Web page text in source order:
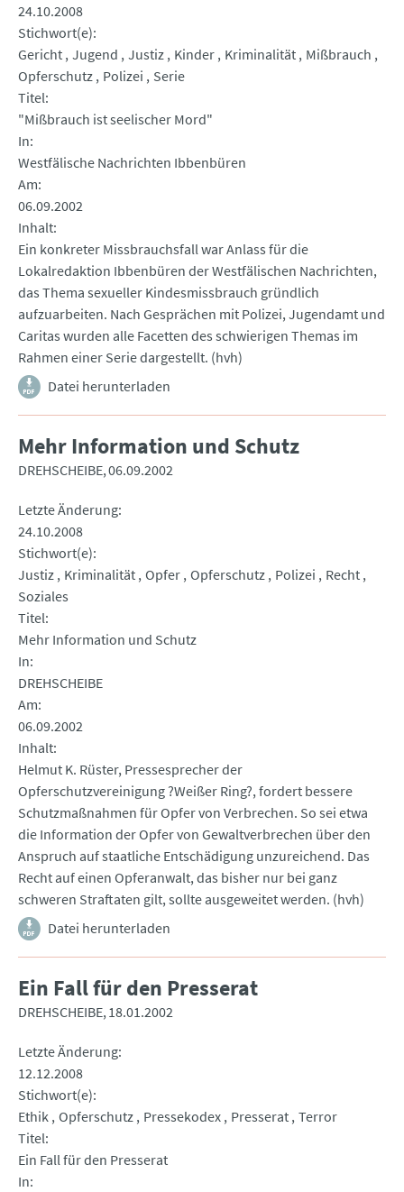
24.10.2008
Stichwort(e)
Gericht Jugend Justiz Kinder Kriminalität Mißbrauch
Opferschutz Polizei
Serie
Titel
"Mißbrauch ist seelischer Mord"
In
Westfälische Nachrichten Ibbenbüren
Am
06.09.2002
Inhalt
Ein konkreter Missbrauchsfall war Anlass für die
Lokalredaktion Ibbenbüren der Westfälischen Nachrichten,
das Thema sexueller Kindesmissbrauch gründlich
aufzuarbeiten. Nach Gesprächen mit Polizei, Jugendamt und
Caritas wurden alle Facetten des schwierigen Themas im
Rahmen einer Serie dargestellt. (hvh)
Datei herunterladen
Mehr Information und Schutz
DREHSCHEIBE 06.09.2002
Letzte Änderung
24.10.2008
Stichwort(e)
Justiz Kriminalität Opfer Opferschutz Polizei
Recht
Soziales
Titel
Mehr Information und Schutz
In
DREHSCHEIBE
Am
06.09.2002
Inhalt
Helmut K. Rüster, Pressesprecher der
Opferschutzvereinigung ?Weißer Ring?, fordert bessere
Schutzmaßnahmen für Opfer von Verbrechen. So sei etwa
die Information der Opfer von Gewaltverbrechen über den
Anspruch auf staatliche Entschädigung unzureichend. Das
Recht auf einen Opferanwalt, das bisher nur bei ganz
schweren Straftaten gilt, sollte ausgeweitet werden. (hvh)
Datei herunterladen
Ein Fall für den Presserat
DREHSCHEIBE 18.01.2002
Letzte Änderung
12.12.2008
Stichwort(e)
Ethik Opferschutz Pressekodex Presserat Terror
Titel
Ein Fall für den Presserat
In